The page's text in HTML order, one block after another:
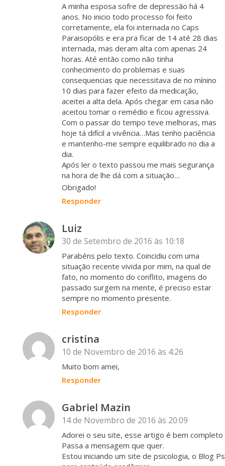
A minha esposa sofre de depressão há 4
anos. No inicio todo processo foi feito
corretamente, ela foi internada no Caps
Paraisopólis e era pra ficar de 14 até 28 dias
internada, mas deram alta com apenas 24
horas. Até então como não tinha
conhecimento do problemas e suas
consequencias que necessitava de no mínino
10 dias para fazer efeito da medicação,
aceitei a alta dela. Após chegar em casa não
aceitou tomar o remédio e ficou agressiva.
Com o passar do tempo teve melhoras, mas
hoje tá difícil a vivência…Mas tenho paciência
e mantenho-me sempre equilibrado no dia a
dia.
Após ler o texto passou me mais segurança
na hora de lhe dá com a situação…
Obrigado!
Responder
Luiz
30 de Setembro de 2016 às 10:18
Parabéns pelo texto. Coincidiu com uma
situação recente vivida por mim, na qual de
fato, no momento do conflito, imagens do
passado surgem na mente, é preciso estar
sempre no momento presente.
Responder
cristina
10 de Novembro de 2016 às 4:26
Muito bom amei,
Responder
Gabriel Mazin
14 de Novembro de 2016 às 20:09
Adorei o seu site, esse artigo é bem completo
Passa a mensagem que quer.
Estou iniciando um site de psicologia, o Blog